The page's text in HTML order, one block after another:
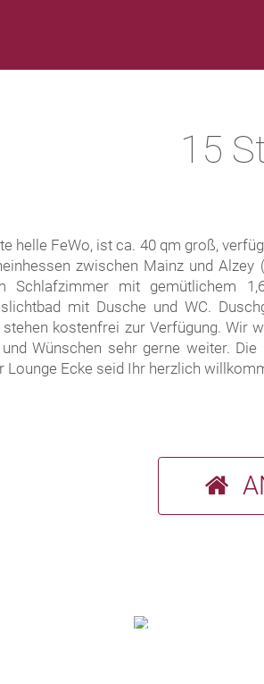
15
helle FeWo, ist ca. 40 qm groß,
zwischen Mainz und
Schlaf­zimmer mit ge­müt­lichem
mit Dusche und WC.
stehen kostenfrei zur Verfügung. Wir
Wünschen sehr gerne weiter.
Lounge Ecke seid Ihr herzlich